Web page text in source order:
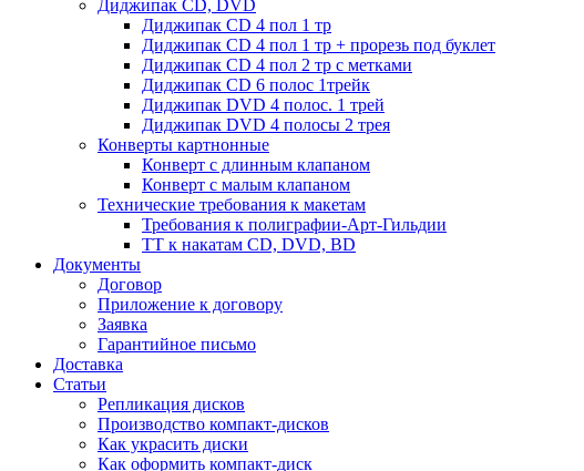
Диджипак CD, DVD
Диджипак CD 4 пол 1 тр
Диджипак CD 4 пол 1 тр + прорезь под буклет
Диджипак CD 4 пол 2 тр с метками
Диджипак CD 6 полос 1трейк
Диджипак DVD 4 полос. 1 трей
Диджипак DVD 4 полосы 2 трея
Конверты картнонные
Конверт с длинным клапаном
Конверт с малым клапаном
Технические требования к макетам
Требования к полиграфии-Арт-Гильдии
ТТ к накатам CD, DVD, BD
Документы
Договор
Приложение к договору
Заявка
Гарантийное письмо
Доставка
Статьи
Репликация дисков
Производство компакт-дисков
Как украсить диски
Как оформить компакт-диск